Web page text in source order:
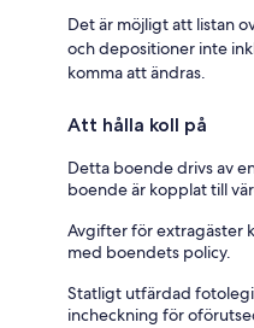
Det är möjligt att listan
och depositioner inte
komma att ändras.
Att hålla koll på
Detta boende drivs av
boende är kopplat till
Avgifter för extragäster
med boendets policy.
Statligt utfärdad
incheckning för